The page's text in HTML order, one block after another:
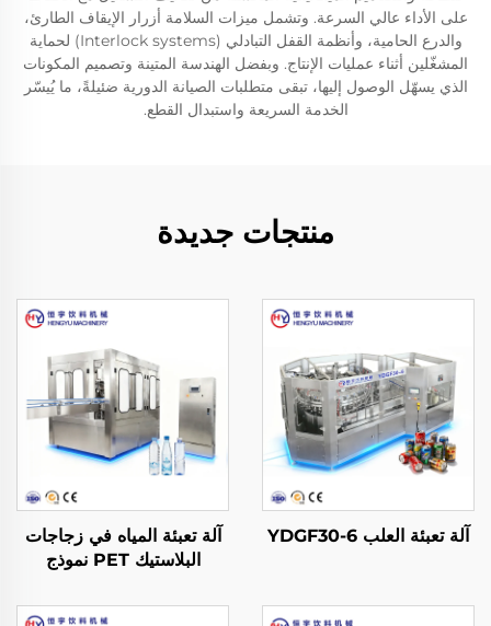
على الأداء عالي السرعة. وتشمل ميزات السلامة أزرار الإيقاف الطارئ،
والدرع الحامية، وأنظمة القفل التبادلي (Interlock systems) لحماية
المشغّلين أثناء عمليات الإنتاج. وبفضل الهندسة المتينة وتصميم المكونات
الذي يسهّل الوصول إليها، تبقى متطلبات الصيانة الدورية ضئيلةً، ما يُيسّر
الخدمة السريعة واستبدال القطع.
منتجات جديدة
آلة تعبئة العلب YDGF30-6
آلة تعبئة المياه في زجاجات
البلاستيك PET نموذج